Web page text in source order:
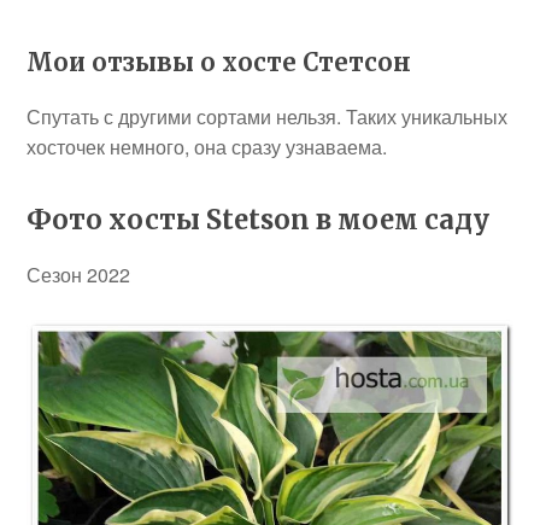
Мои отзывы о хосте Стетсон
Спутать с другими сортами нельзя. Таких уникальных
хосточек немного, она сразу узнаваема.
Фото хосты Stetson в моем саду
Сезон 2022